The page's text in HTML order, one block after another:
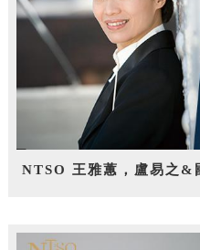
NTSO 王雅蕙，盧易之&